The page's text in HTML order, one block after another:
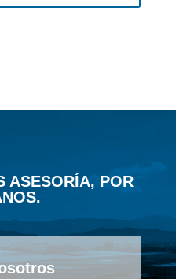
ASESORÍA, POR